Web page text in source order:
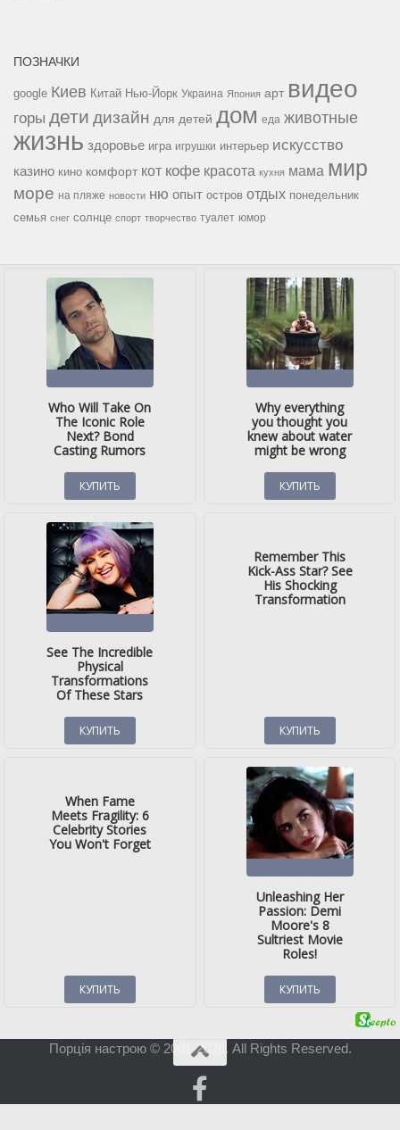
ПОЗНАЧКИ
google Киев Китай Нью-Йорк Украина Япония арт видео
горы дети дизайн для детей дом еда животные
жизнь здоровье игра игрушки интерьер искусство
казино кино комфорт кот кофе красота кухня мама мир
море на пляже новости ню опыт остров отдых понедельник
семья снег солнце спорт творчество туалет юмор
Порція настрою © 2001-2026. All Rights Reserved.